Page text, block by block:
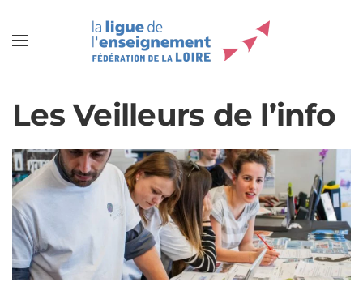
Les Veilleurs de l’info